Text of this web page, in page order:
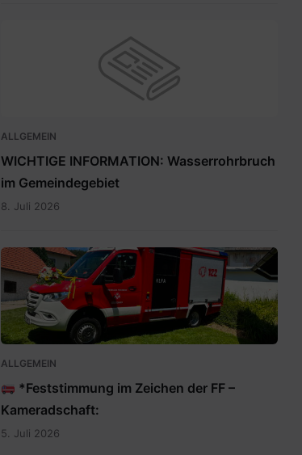
ALLGEMEIN
WICHTIGE INFORMATION: Wasserrohrbruch
im Gemeindegebiet
8. Juli 2026
IMG-
20260705-
WA0009.jpg
ALLGEMEIN
*Feststimmung im Zeichen der FF –
Kameradschaft:
5. Juli 2026